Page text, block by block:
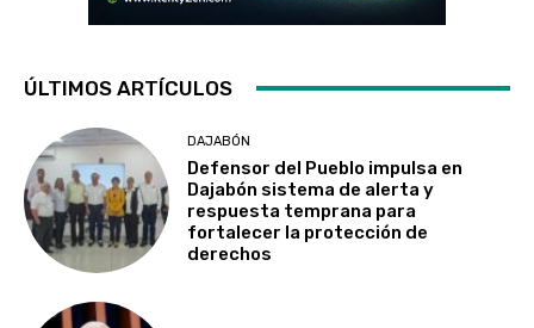
ÚLTIMOS ARTÍCULOS
DAJABÓN
Defensor del Pueblo impulsa en
Dajabón sistema de alerta y
respuesta temprana para
fortalecer la protección de
derechos